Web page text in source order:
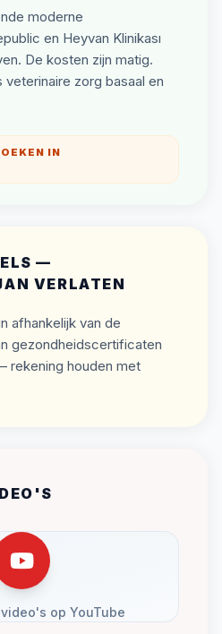
moderne
en Heyvan Klinikası
De kosten zijn matig.
zorg basaal en
IN
—
VERLATEN
afhankelijk van de
gezondheidscertificaten
rekening houden met
op YouTube